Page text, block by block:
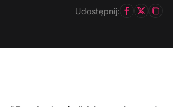
Udostępnij: